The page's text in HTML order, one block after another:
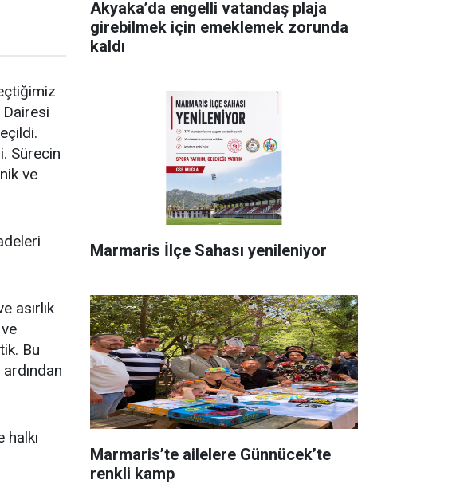
Sürecin
ve
asırlık
Bu
Akyaka’da engelli vatandaş plaja
girebilmek için emeklemek zorunda
kaldı
Marmaris İlçe Sahası yenileniyor
Marmaris’te ailelere Günnücek’te
renkli kamp